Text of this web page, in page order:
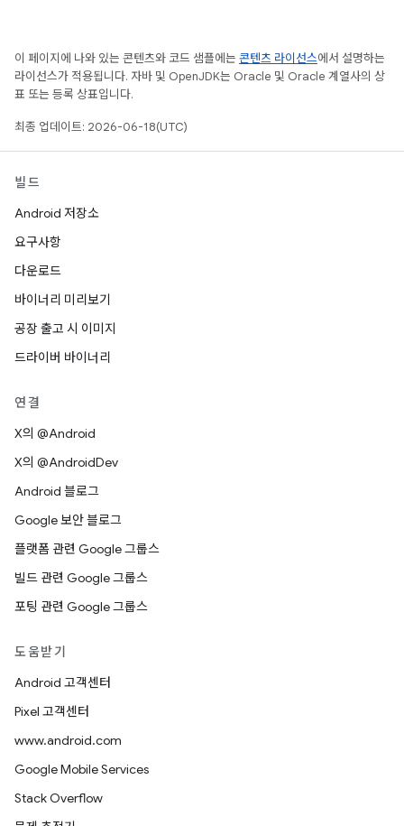
이 페이지에 나와 있는 콘텐츠와 코드 샘플에는 콘텐츠 라이선스에서 설명하는
라이선스가 적용됩니다. 자바 및 OpenJDK는 Oracle 및 Oracle 계열사의 상
표 또는 등록 상표입니다.
최종 업데이트: 2026-06-18(UTC)
빌드
Android 저장소
요구사항
다운로드
바이너리 미리보기
공장 출고 시 이미지
드라이버 바이너리
연결
X의 @Android
X의 @AndroidDev
Android 블로그
Google 보안 블로그
플랫폼 관련 Google 그룹스
빌드 관련 Google 그룹스
포팅 관련 Google 그룹스
도움받기
Android 고객센터
Pixel 고객센터
www.android.com
Google Mobile Services
Stack Overflow